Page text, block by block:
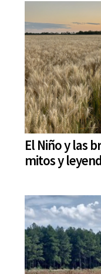
El Niño y las
mitos y